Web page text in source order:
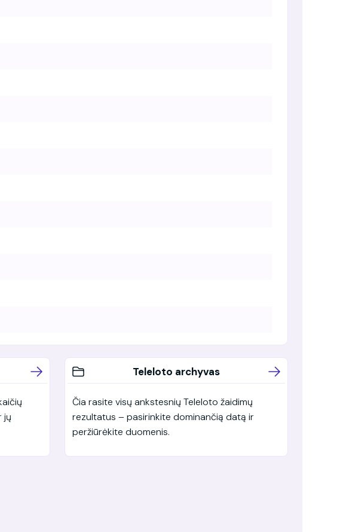
jų
Teleloto archyvas
Čia rasite visų ankstesnių Teleloto žaidimų
rezultatus – pasirinkite dominančią datą ir
peržiūrėkite duomenis.